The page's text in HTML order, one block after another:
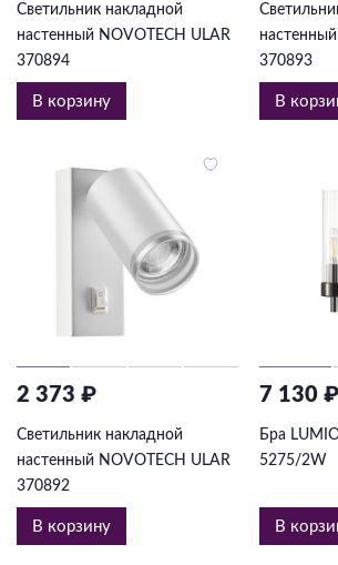
Светильник накладной
настенный NOVOTECH ULAR
370894
В корзину
370893
В
2 373 ₽
Светильник накладной
настенный NOVOTECH ULAR
370892
В корзину
7 130 ₽
Бра
5275/2W
В